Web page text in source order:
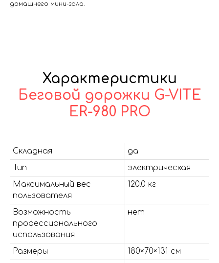
домашнего мини-зала.
Характеристики
Беговой дорожки G-VITE
ER-980 PRO
Складная
да
Тип
электрическая
Максимальный вес
пользователя
120.0 кг
Возможность
профессионального
использования
нет
Размеры
180×70×131 см